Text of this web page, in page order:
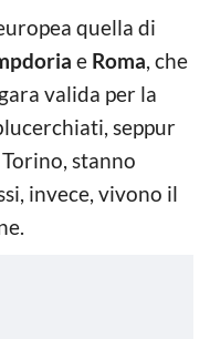
quella di
e Roma, che
valida per la
seppur
stanno
invece, vivono il